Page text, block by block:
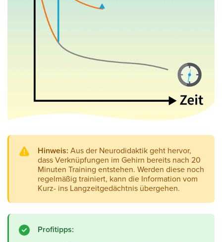
Hinweis: Aus der Neurodidaktik geht hervor,
dass Verknüpfungen im Gehirn bereits nach 20
Minuten Training entstehen. Werden diese noch
regelmäßig trainiert, kann die Information vom
Kurz- ins Langzeitgedächtnis übergehen.
Profitipps: